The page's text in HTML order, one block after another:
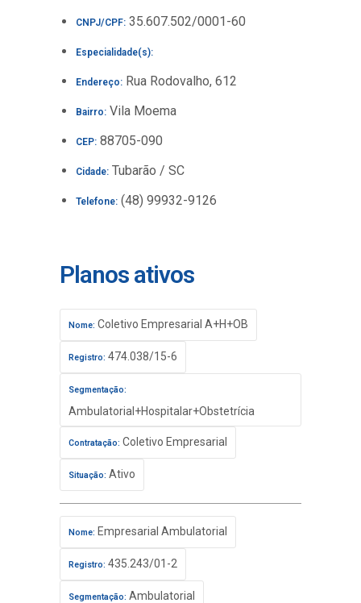
CNPJ/CPF: 35.607.502/0001-60
Especialidade(s):
Endereço: Rua Rodovalho, 612
Bairro: Vila Moema
CEP: 88705-090
Cidade: Tubarão / SC
Telefone: (48) 99932-9126
Planos ativos
Nome: Coletivo Empresarial A+H+OB
Registro: 474.038/15-6
Segmentação:
Ambulatorial+Hospitalar+Obstetrícia
Contratação: Coletivo Empresarial
Situação: Ativo
Nome: Empresarial Ambulatorial
Registro: 435.243/01-2
Segmentação: Ambulatorial